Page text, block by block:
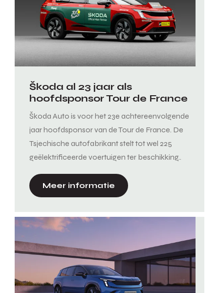
Škoda al 23 jaar als
hoofdsponsor Tour de France
Škoda Auto is voor het 23e achtereenvolgende
jaar hoofdsponsor van de Tour de France. De
Tsjechische autofabrikant stelt tot wel 225
geëlektrificeerde voertuigen ter beschikking..
Meer informatie